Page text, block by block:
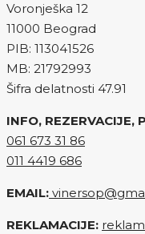
Voronješka 12
11000 Beograd
PIB: 113041526
MB: 21792993
Šifra delatnosti 47.91
INFO, REZERVACIJE,
061 673 31 86
011 4419 686
EMAIL:
REKLAMACIJE: